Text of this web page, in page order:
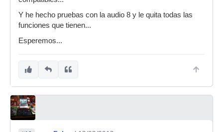
Y he hecho pruebas con la audio 8 y le quita todas las
funciones que tienen...
Esperemos...